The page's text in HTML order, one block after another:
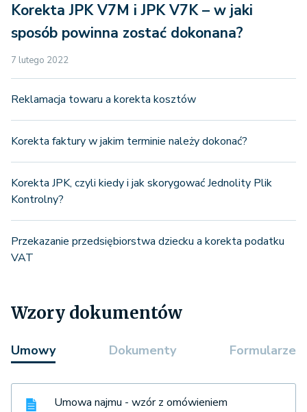
Korekta JPK V7M i JPK V7K – w jaki
sposób powinna zostać dokonana?
7 lutego 2022
Reklamacja towaru a korekta kosztów
Korekta faktury w jakim terminie należy dokonać?
Korekta JPK, czyli kiedy i jak skorygować Jednolity Plik
Kontrolny?
Przekazanie przedsiębiorstwa dziecku a korekta podatku
VAT
Wzory dokumentów
Umowy Dokumenty Formularze
Umowa najmu - wzór z omówieniem